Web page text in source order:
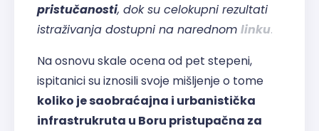
pristučanosti, dok su celokupni rezultati
istraživanja dostupni na narednom linku.
Na osnovu skale ocena od pet stepeni,
ispitanici su iznosili svoje mišljenje o tome
koliko je saobraćajna i urbanistička
infrastrukruta u Boru pristupačna za